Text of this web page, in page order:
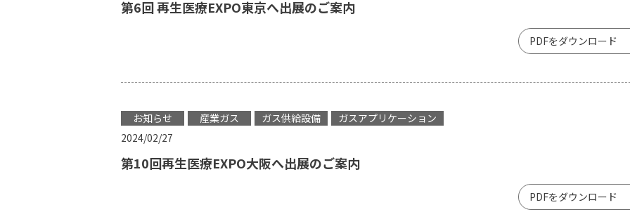
第6回 再生医療EXPO東京へ出展のご案内
PDFをダウンロード
お知らせ 産業ガス ガス供給設備
ガスアプリケーション
2024/02/27
第10回再生医療EXPO大阪へ出展のご案内
PDFをダウンロード